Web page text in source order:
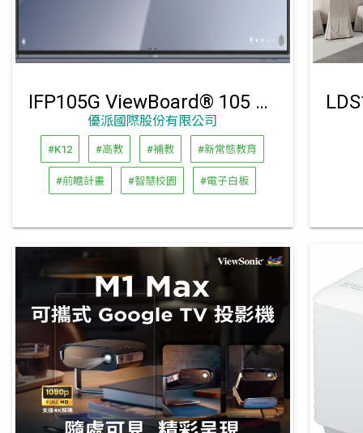
IFP105G ViewBoard® 105 吋 5K 互動顯示器
優派國際股份有限公司
#K12 #高教 #補教 #新常態教育
#前瞻計畫 #智慧校園 #電子白板